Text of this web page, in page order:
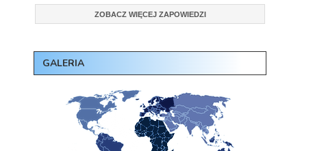
ZOBACZ WIĘCEJ ZAPOWIEDZI
GALERIA